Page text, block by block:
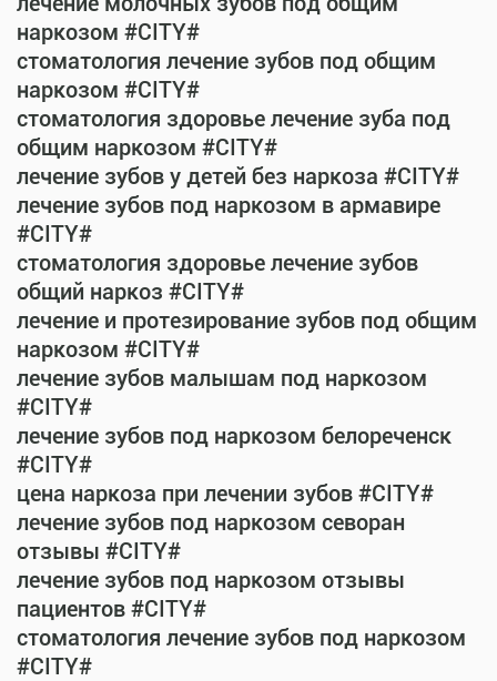
наркозом #CITY#
стоматология лечение зубов под общим
наркозом #CITY#
стоматология здоровье лечение зуба под
общим наркозом #CITY#
лечение зубов у детей без наркоза #CITY#
лечение зубов под наркозом в армавире
#CITY#
стоматология здоровье лечение зубов
общий наркоз #CITY#
лечение и протезирование зубов под общим
наркозом #CITY#
лечение зубов малышам под наркозом
#CITY#
лечение зубов под наркозом белореченск
#CITY#
цена наркоза при лечении зубов #CITY#
лечение зубов под наркозом севоран
отзывы #CITY#
лечение зубов под наркозом отзывы
пациентов #CITY#
стоматология лечение зубов под наркозом
#CITY#